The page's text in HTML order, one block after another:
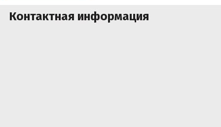
Контактная информация